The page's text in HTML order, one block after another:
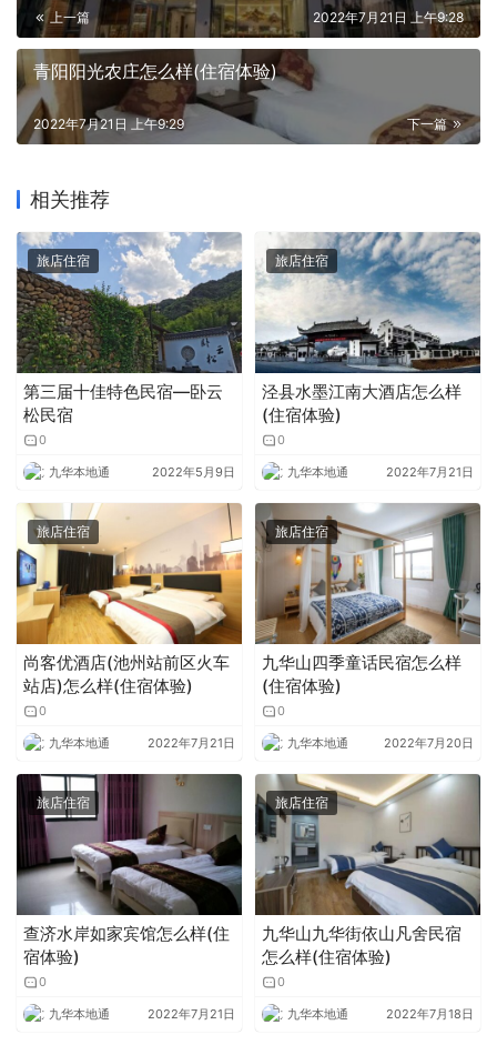
上一篇 2022年7月21日 上午9:28
青阳阳光农庄怎么样(住宿体验)
下一篇
2022年7月21日 上午9:29
相关推荐
旅店住宿
第三届十佳特色民宿—卧云
松民宿
0
九华本地通 2022年5月9日
旅店住宿
泾县水墨江南大酒店怎么样
(住宿体验)
0
九华本地通 2022年7月21日
旅店住宿
尚客优酒店(池州站前区火车
站店)怎么样(住宿体验)
0
九华本地通 2022年7月21日
旅店住宿
九华山四季童话民宿怎么样
(住宿体验)
0
九华本地通 2022年7月20日
旅店住宿
查济水岸如家宾馆怎么样(住
宿体验)
0
九华本地通 2022年7月21日
旅店住宿
九华山九华街依山凡舍民宿
怎么样(住宿体验)
0
九华本地通 2022年7月18日